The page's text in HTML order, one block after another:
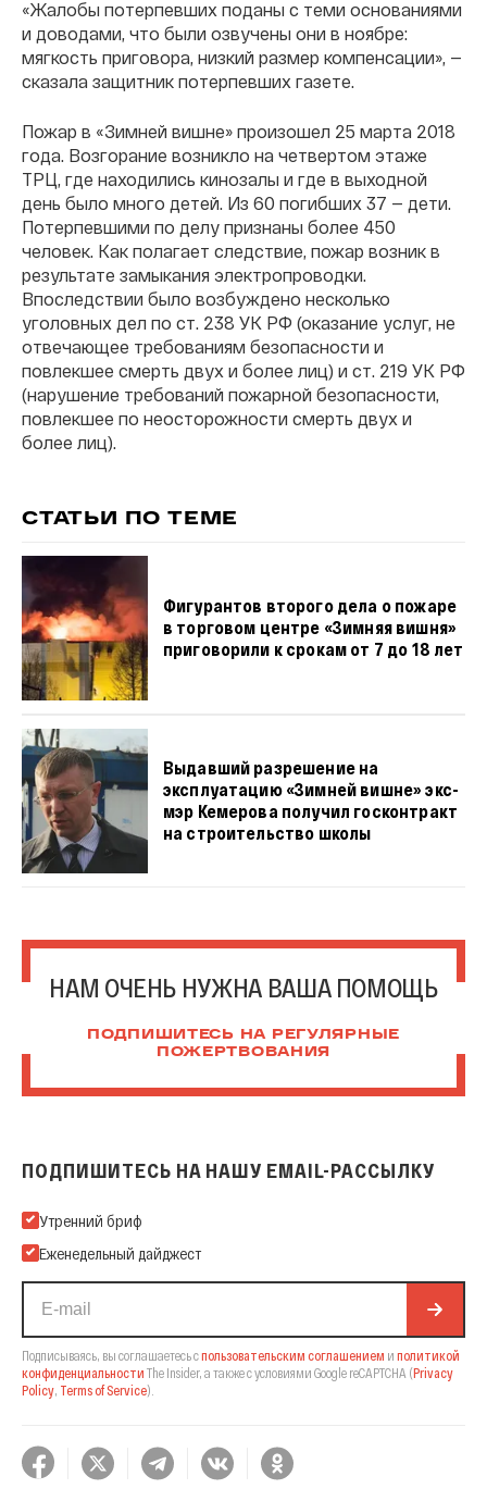
«Жалобы потерпевших поданы с теми основаниями
и доводами, что были озвучены они в ноябре:
мягкость приговора, низкий размер компенсации», —
сказала защитник потерпевших газете.
Пожар в «Зимней вишне» произошел 25 марта 2018
года. Возгорание возникло на четвертом этаже
ТРЦ, где находились кинозалы и где в выходной
день было много детей. Из 60 погибших 37 — дети.
Потерпевшими по делу признаны более 450
человек. Как полагает следствие, пожар возник в
результате замыкания электропроводки.
Впоследствии было возбуждено несколько
уголовных дел по ст. 238 УК РФ (оказание услуг, не
отвечающее требованиям безопасности и
повлекшее смерть двух и более лиц) и ст. 219 УК РФ
(нарушение требований пожарной безопасности,
повлекшее по неосторожности смерть двух и
более лиц).
СТАТЬИ ПО ТЕМЕ
Фигурантов второго дела о пожаре
в торговом центре «Зимняя вишня»
приговорили к срокам от 7 до 18 лет
Выдавший разрешение на
эксплуатацию «Зимней вишне» экс-
мэр Кемерова получил госконтракт
на строительство школы
НАМ ОЧЕНЬ НУЖНА ВАША ПОМОЩЬ
ПОДПИШИТЕСЬ НА РЕГУЛЯРНЫЕ
ПОЖЕРТВОВАНИЯ
ПОДПИШИТЕСЬ НА НАШУ EMAIL-РАССЫЛКУ
Подпишитесь на нашу Email-рассылку
Утренний бриф
Еженедельный дайджест
Подписываясь, вы соглашаетесь спользовательским соглашением и политикой
конфиденциальности The Insider, а также с условиями Google reCAPTCHA (Privacy
Policy Terms of Service).